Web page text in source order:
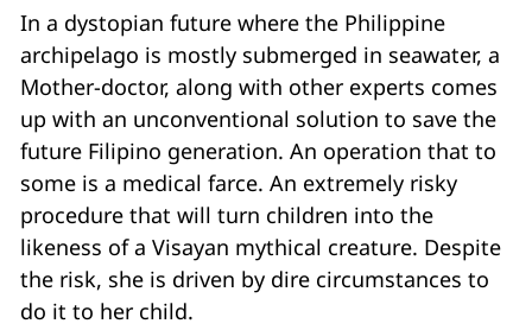
In a dystopian future where the Philippine
archipelago is mostly submerged in seawater, a
Mother-doctor, along with other experts comes
up with an unconventional solution to save the
future Filipino generation. An operation that to
some is a medical farce. An extremely risky
procedure that will turn children into the
likeness of a Visayan mythical creature. Despite
the risk, she is driven by dire circumstances to
do it to her child.